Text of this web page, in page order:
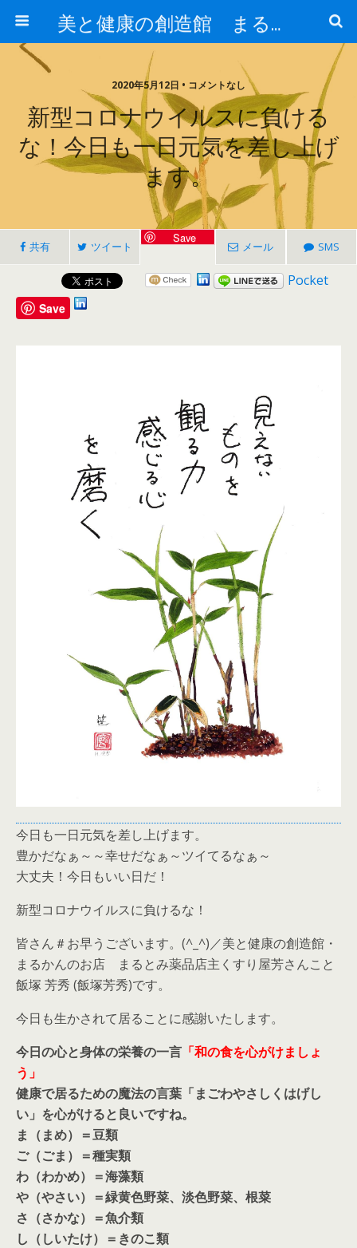
美と健康の創造館 まるとみ薬品 ぐんまの薬屋 芳さんのブログ
2020年5月12日 • コメントなし
新型コロナウイルスに負ける
な！今日も一日元気を差し上げ
ます。
共有 ツイート
Save
メール SMS
Pocket
Save
今日も一日元気を差し上げます。
豊かだなぁ～～幸せだなぁ～ツイてるなぁ～
大丈夫！今日もいい日だ！
新型コロナウイルスに負けるな！
皆さん＃お早うございます。(^_^)／美と健康の創造館・
まるかんのお店 まるとみ薬品店主くすり屋芳さんこと
飯塚 芳秀 (飯塚芳秀)です。
今日も生かされて居ることに感謝いたします。
今日の心と身体の栄養の一言 「和の食を心がけましょ
う」
健康で居るための魔法の言葉「まごわやさしくはげし
い」を心がけると良いですね。
ま（まめ）＝豆類
ご（ごま）＝種実類
わ（わかめ）＝海藻類
や（やさい）＝緑黄色野菜、淡色野菜、根菜
さ（さかな）＝魚介類
し（しいたけ）＝きのこ類